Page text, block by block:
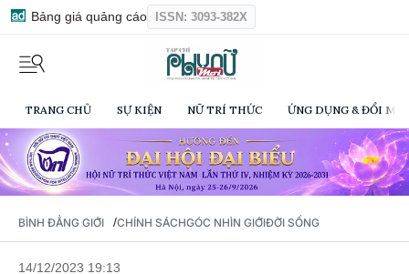
Bảng giá quảng cáo ISSN: 3093-382X
TRANG CHỦ SỰ KIỆN NỮ TRÍ THỨC ỨNG DỤNG & ĐỔI
BÌNH ĐẲNG GIỚI /CHÍNH SÁCHGÓC NHÌN GIỚIĐỜI SỐNG
14/12/2023 19:13